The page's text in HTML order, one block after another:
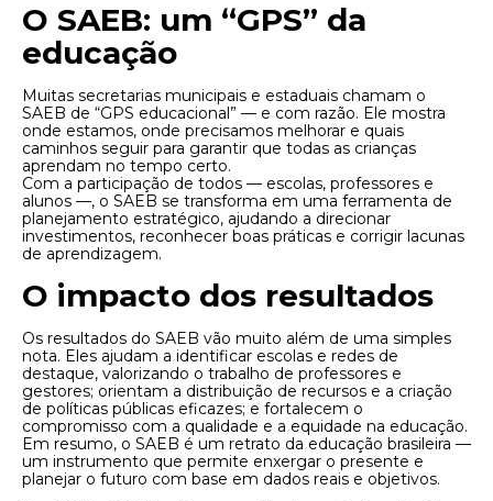
O SAEB: um “GPS” da
educação
Muitas secretarias municipais e estaduais chamam o
SAEB de “GPS educacional” — e com razão. Ele mostra
onde estamos, onde precisamos melhorar e quais
caminhos seguir para garantir que todas as crianças
aprendam no tempo certo.
Com a participação de todos — escolas, professores e
alunos —, o SAEB se transforma em uma ferramenta de
planejamento estratégico, ajudando a direcionar
investimentos, reconhecer boas práticas e corrigir lacunas
de aprendizagem.
O impacto dos resultados
Os resultados do SAEB vão muito além de uma simples
nota. Eles ajudam a identificar escolas e redes de
destaque, valorizando o trabalho de professores e
gestores; orientam a distribuição de recursos e a criação
de políticas públicas eficazes; e fortalecem o
compromisso com a qualidade e a equidade na educação.
Em resumo, o SAEB é um retrato da educação brasileira —
um instrumento que permite enxergar o presente e
planejar o futuro com base em dados reais e objetivos.